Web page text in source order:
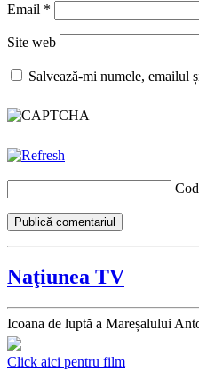
Email *
Site web
Salvează-mi numele, emailul
Naţiunea TV
Icoana de luptă a Mareșalului
Click aici pentru film